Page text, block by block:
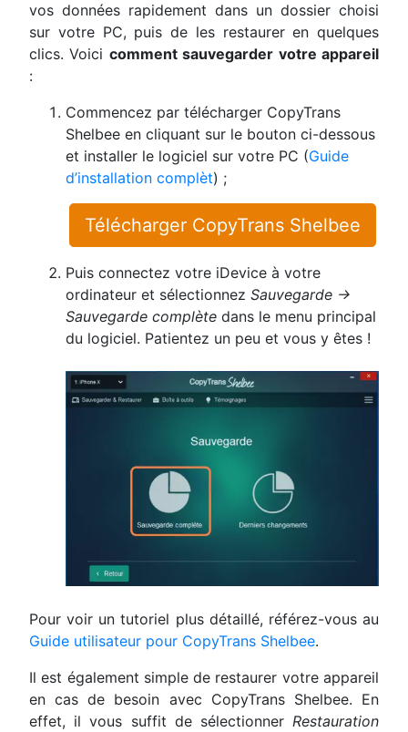
vos données rapidement dans un dossier choisi
sur votre PC, puis de les restaurer en quelques
clics. Voici comment sauvegarder votre appareil
:
Commencez par télécharger CopyTrans
Shelbee en cliquant sur le bouton ci-dessous
et installer le logiciel sur votre PC (Guide
d’installation complèt) ;
Télécharger CopyTrans Shelbee
Puis connectez votre iDevice à votre
ordinateur et sélectionnez Sauvegarde ->
Sauvegarde complète dans le menu principal
du logiciel. Patientez un peu et vous y êtes !
Pour voir un tutoriel plus détaillé, référez-vous au
Guide utilisateur pour CopyTrans Shelbee.
Il est également simple de restaurer votre appareil
en cas de besoin avec CopyTrans Shelbee. En
effet, il vous suffit de sélectionner Restauration